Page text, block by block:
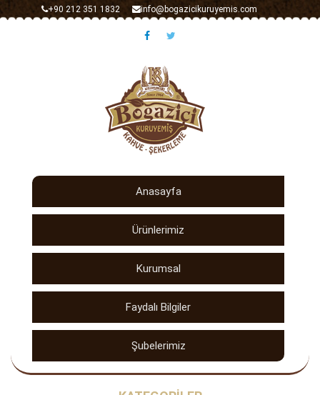
+90 212 351 1832 info@bogazicikuruyemis.com
Anasayfa
Ürünlerimiz
Kurumsal
Faydalı Bilgiler
Şubelerimiz